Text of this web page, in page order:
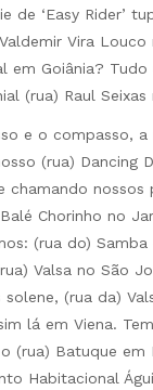
de ‘Easy Rider’
Vira
em Goiânia?
(rua) Raul
e o compasso,
(rua) Dancing
chamando nossos
Chorinho no
(rua do) Samba
Valsa no São
solene, (rua da)
lá em Viena.
(rua) Batuque
Habitacional